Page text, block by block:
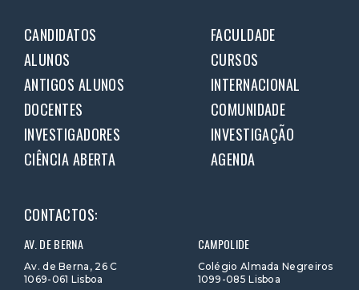
CANDIDATOS
FACULDADE
ALUNOS
CURSOS
ANTIGOS ALUNOS
INTERNACIONAL
DOCENTES
COMUNIDADE
INVESTIGADORES
INVESTIGAÇÃO
CIÊNCIA ABERTA
AGENDA
CONTACTOS:
AV. DE BERNA
Av. de Berna, 26 C
1069-061 Lisboa
CAMPOLIDE
Colégio Almada Negreiros
1099-085 Lisboa